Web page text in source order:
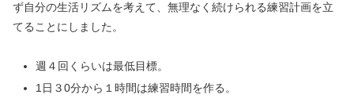
ず自分の生活リズムを考えて、無理なく続けられる練習計画を立
てることにしました。
週４回くらいは最低目標。
1日３0分から１時間は練習時間を作る。